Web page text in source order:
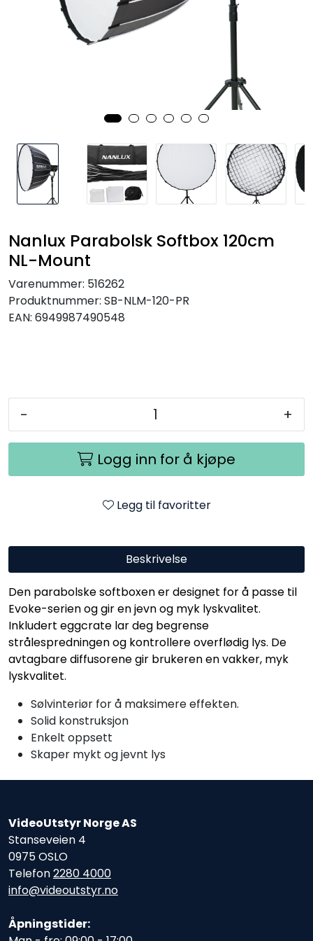
Nanlux Parabolsk Softbox 120cm
NL-Mount
Varenummer: 516262
Produktnummer: SB-NLM-120-PR
EAN: 6949987490548
- +
Logg inn for å kjøpe
Legg til favoritter
Beskrivelse
Den parabolske softboxen er designet for å passe til
Evoke-serien og gir en jevn og myk lyskvalitet.
Inkludert eggcrate lar deg begrense
strålespredningen og kontrollere overflødig lys. De
avtagbare diffusorene gir brukeren en vakker, myk
lyskvalitet.
Sølvinteriør for å maksimere effekten.
Solid konstruksjon
Enkelt oppsett
Skaper mykt og jevnt lys
VideoUtstyr Norge AS
Stanseveien 4
0975 OSLO
Telefon2280 4000
info@videoutstyr.no
Åpningstider:
SAMTALEROM